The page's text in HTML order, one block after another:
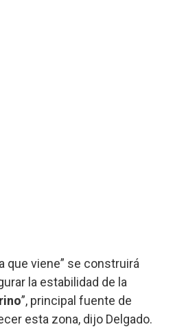
que viene” se construirá
la estabilidad de la
”, principal fuente de
esta zona, dijo Delgado.